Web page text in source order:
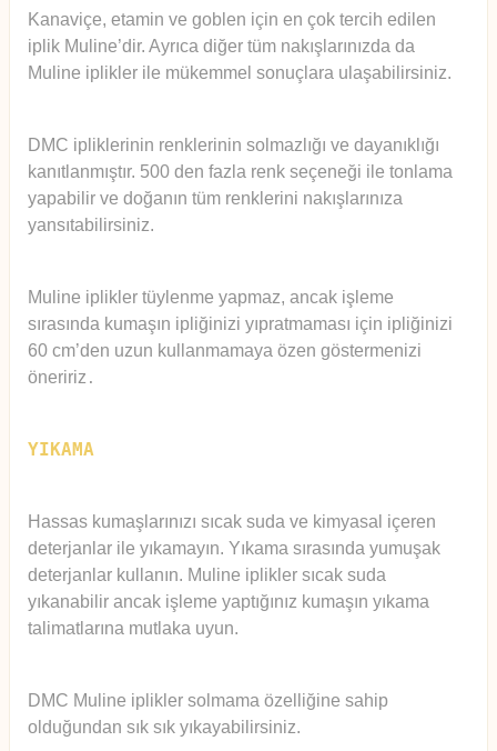
Kanaviçe, etamin ve goblen için en çok tercih edilen
iplik Muline’dir. Ayrıca diğer tüm nakışlarınızda da
Muline iplikler ile mükemmel sonuçlara ulaşabilirsiniz.
DMC ipliklerinin renklerinin solmazlığı ve dayanıklığı
kanıtlanmıştır. 500 den fazla renk seçeneği ile tonlama
yapabilir ve doğanın tüm renklerini nakışlarınıza
yansıtabilirsiniz.
Muline iplikler tüylenme yapmaz, ancak işleme
sırasında kumaşın ipliğinizi yıpratmaması için ipliğinizi
60 cm’den uzun kullanmamaya özen göstermenizi
öneririz .
YIKAMA
Hassas kumaşlarınızı sıcak suda ve kimyasal içeren
deterjanlar ile yıkamayın. Yıkama sırasında yumuşak
deterjanlar kullanın. Muline iplikler sıcak suda
yıkanabilir ancak işleme yaptığınız kumaşın yıkama
talimatlarına mutlaka uyun.
DMC Muline iplikler solmama özelliğine sahip
olduğundan sık sık yıkayabilirsiniz.